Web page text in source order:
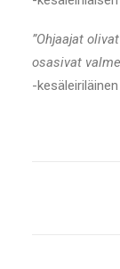
”Ohjaajat
osasivat
-kesäleiriläinen